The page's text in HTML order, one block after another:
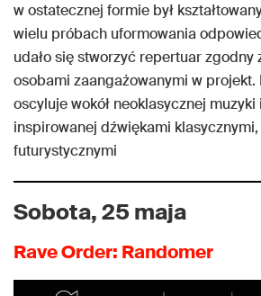
w ostatecznej formie był
wielu próbach uformowania
udało się stworzyć repertuar zgodny
osobami zaangażowanymi w projekt.
oscyluje wokół neoklasycznej
inspirowanej dźwiękami klasycznymi,
futurystycznymi
Sobota, 25 maja
Rave Order: Randomer